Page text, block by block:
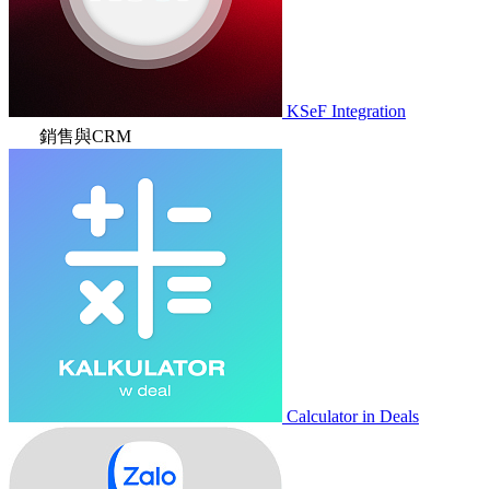
KSeF Integration
銷售與CRM
Calculator in Deals